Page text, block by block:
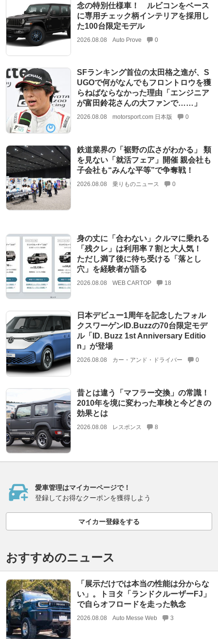
念の特別仕様車！ ルビコンをベース
に専用チェック柄インテリアを採用し
た100台限定モデル
2026.08.08 Auto Prove 0
SFランキング首位の太田格之進が、S
UGOで何がなんでもフロントロウを獲
らねばならなかった理由「エンジニア
が富田鈴花さんの大ファンで……」
2026.08.08 motorsport.com 日本版 0
鉄道業界の「裾野の広さがわかる」 類
を見ない「就活フェア」開催 親会社も
子会社も“みんな平等”で争奪戦！
2026.08.08 乗りものニュース 0
身の丈に「合わない」クルマに乗れる
「残クレ」は利用率７割と大人気！
ただし満了後に待ち受ける「落とし
穴」を経験者が語る
2026.08.08 WEB CARTOP 18
日本デビュー1周年を記念したフォル
クスワーゲンID.Buzzの70台限定モデ
ル「ID. Buzz 1st Anniversary Editio
n」が登場
2026.08.08 カー・アンド・ドライバー 0
昔とは違う「マフラー交換」の常識！
2010年を境に変わった車検と今どきの
効果とは
2026.08.08 レスポンス 8
愛車管理はマイカーページで！
登録してお得なクーポンを獲得しよう
マイカー登録をする
おすすめのニュース
「展示だけでは本当の性能は分からな
い」。トヨタ「ランドクルーザーFJ」
で自らオフロードを走った執念
2026.08.08 Auto Messe Web 3